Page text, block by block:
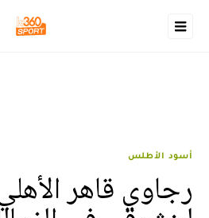
أسود الأطلس
رجاوي قاهر